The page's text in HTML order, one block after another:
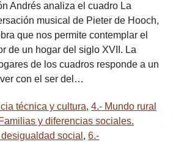
Andrés analiza el cuadro La
musical de Pieter de Hooch,
que nos permite contemplar el
de un hogar del siglo XVII. La
de los cuadros responde a un
con el ser del…
técnica y cultura, 4.- Mundo rural
y diferencias sociales.
social , 6.-